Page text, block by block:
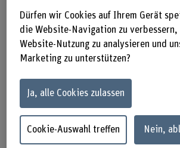
Schweiz zu einem
ganztägigen Workshop mit
der Stärkung von
Nursing Rollen. In
Gruppenaktivitäten
Teilnehmenden
Entwicklungen im APN-
sich mit aktueller
Dürfen wir Cookies auf Ihrem Gerät
die Website-Navigation zu verbessern,
Website-Nutzung zu analysieren und
Marketing zu unterstützen?
Ja, alle Cookies zulassen
Cookie-Auswahl treffen Nein,